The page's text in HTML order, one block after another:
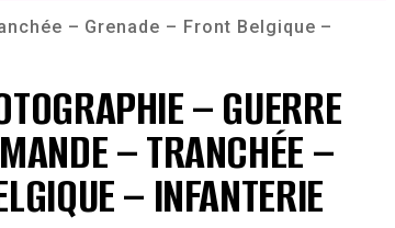
– Grenade – Front Belgique –
– GUERRE
– TRANCHÉE –
– INFANTERIE